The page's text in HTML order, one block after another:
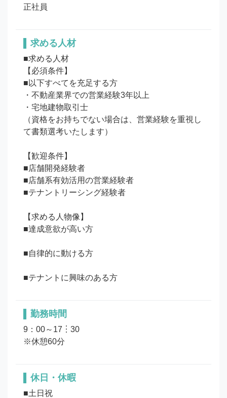
正社員
求める人材
■求める人材
【必須条件】
■以下すべてを充足する方
・不動産業界での営業経験3年以上
・宅地建物取引士
（資格をお持ちでない場合は、営業経験を重視し
て書類選考いたします）
【歓迎条件】
■店舗開発経験者
■店舗系有効活用の営業経験者
■テナントリーシング経験者
【求める人物像】
■達成意欲が高い方
■自律的に動ける方
勤務時間
9：00～17︙30
※休憩60分
休日・休暇
■土日祝